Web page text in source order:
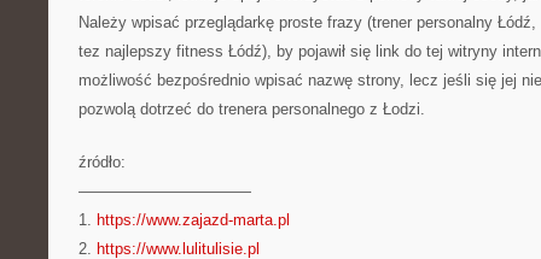
Należy wpisać przeglądarkę proste frazy (trener personalny
tez najlepszy fitness Łódź), by pojawił się link do tej witryny
możliwość bezpośrednio wpisać nazwę strony, lecz jeśli się jej
pozwolą dotrzeć do trenera personalnego z Łodzi.
źródło:
———————————
1. https://www.zajazd-marta.pl
2. https://www.lulitulisie.pl